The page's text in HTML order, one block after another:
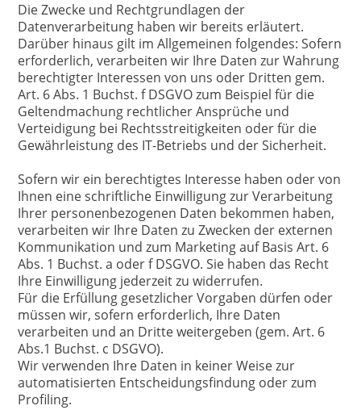
Die Zwecke und Rechtgrundlagen der
Datenverarbeitung haben wir bereits erläutert.
Darüber hinaus gilt im Allgemeinen folgendes: Sofern
erforderlich, verarbeiten wir Ihre Daten zur Wahrung
berechtigter Interessen von uns oder Dritten gem.
Art. 6 Abs. 1 Buchst. f DSGVO zum Beispiel für die
Geltendmachung rechtlicher Ansprüche und
Verteidigung bei Rechtsstreitigkeiten oder für die
Gewährleistung des IT-Betriebs und der Sicherheit.
Sofern wir ein berechtigtes Interesse haben oder von
Ihnen eine schriftliche Einwilligung zur Verarbeitung
Ihrer personenbezogenen Daten bekommen haben,
verarbeiten wir Ihre Daten zu Zwecken der externen
Kommunikation und zum Marketing auf Basis Art. 6
Abs. 1 Buchst. a oder f DSGVO. Sie haben das Recht
Ihre Einwilligung jederzeit zu widerrufen.
Für die Erfüllung gesetzlicher Vorgaben dürfen oder
müssen wir, sofern erforderlich, Ihre Daten
verarbeiten und an Dritte weitergeben (gem. Art. 6
Abs.1 Buchst. c DSGVO).
Wir verwenden Ihre Daten in keiner Weise zur
automatisierten Entscheidungsfindung oder zum
Profiling.